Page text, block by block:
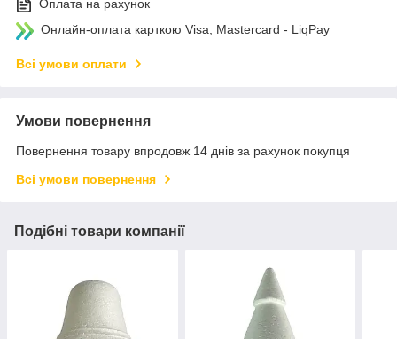
Оплата на рахунок
Онлайн-оплата карткою Visa, Mastercard - LiqPay
Всі умови оплати
Умови повернення
Повернення товару впродовж 14 днів за рахунок покупця
Всі умови повернення
Подібні товари компанії